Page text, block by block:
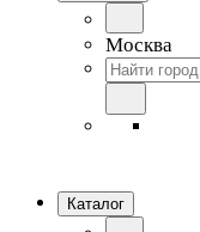
Москва
Каталог